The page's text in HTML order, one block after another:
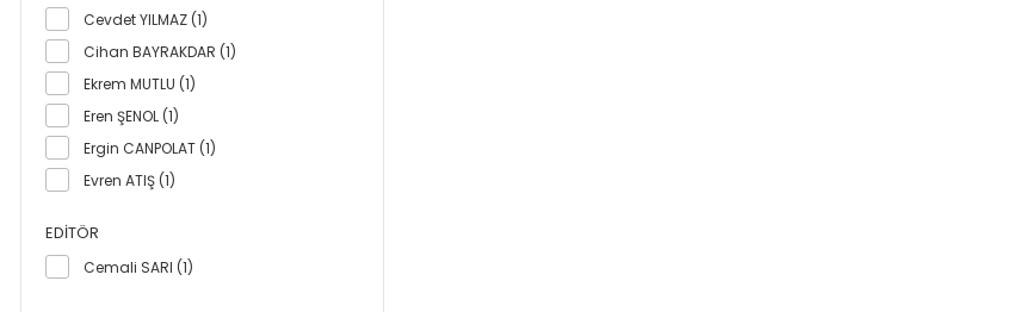
Cevdet YILMAZ (1)
Cihan BAYRAKDAR (1)
Ekrem MUTLU (1)
Eren ŞENOL (1)
Ergin CANPOLAT (1)
Evren ATIŞ (1)
Furkan GENİŞYÜREK (1)
Gülan GÜNGÖR (1)
EDITÖR
Cemali SARI (1)